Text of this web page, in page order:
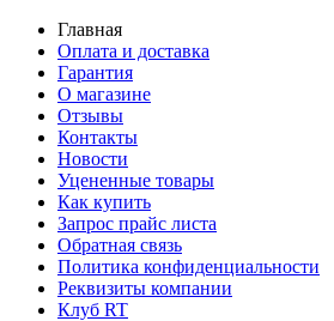
Главная
Оплата и доставка
Гарантия
О магазине
Отзывы
Контакты
Новости
Уцененные товары
Как купить
Запрос прайс листа
Обратная связь
Политика конфиденциальности
Реквизиты компании
Клуб RT